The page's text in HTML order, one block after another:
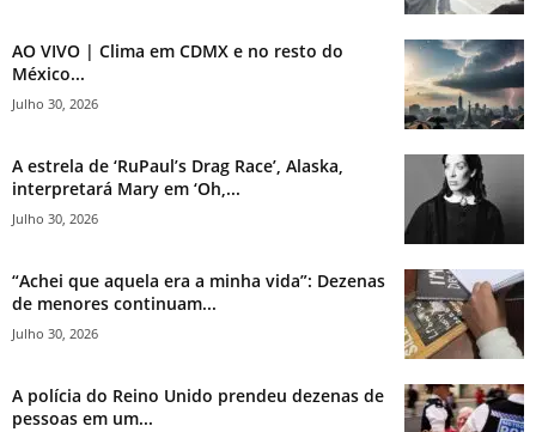
AO VIVO | Clima em CDMX e no resto do
México...
Julho 30, 2026
A estrela de ‘RuPaul’s Drag Race’, Alaska,
interpretará Mary em ‘Oh,...
Julho 30, 2026
“Achei que aquela era a minha vida”: Dezenas
de menores continuam...
Julho 30, 2026
A polícia do Reino Unido prendeu dezenas de
pessoas em um...